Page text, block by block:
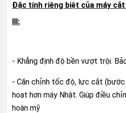
Đặc tính riêng biệt của máy cắt
III:
- Khẳng định độ bền vượt trội.
- Căn chỉnh tốc độ, lực cắt
hoạt hơn máy Nhật. Giúp điều
hoàn mỹ